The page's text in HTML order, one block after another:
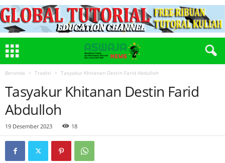
Beranda Tradisi Tasyakur Khitanan Destin Farid Abdulloh
Tasyakur Khitanan Destin Farid
Abdulloh
19 Desember 2023 18